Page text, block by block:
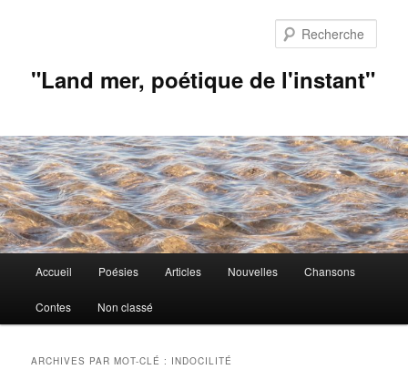
"Land mer, poétique de l'instant"
principal
Accueil Poésies Articles Nouvelles Chansons
Contes Non classé
ARCHIVES PAR MOT-CLÉ : INDOCILITÉ